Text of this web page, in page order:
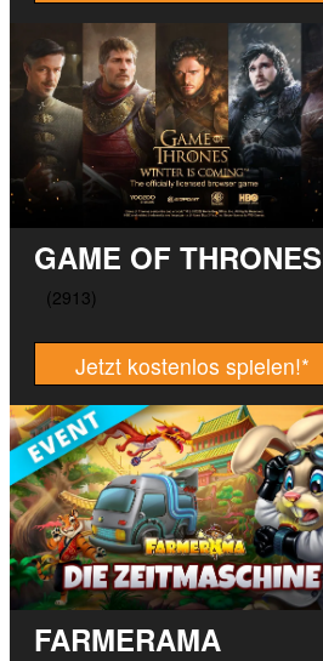
GAME OF THRONES
Jetzt kostenlos spielen!*
FARMERAMA